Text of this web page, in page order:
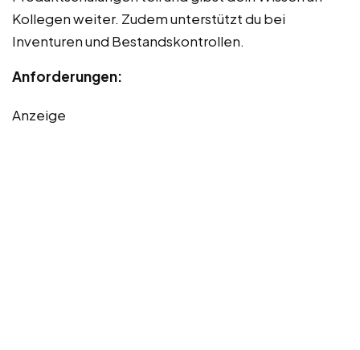
Kollegen weiter. Zudem unterstützt du bei
Inventuren und Bestandskontrollen.
Anforderungen:
Anzeige